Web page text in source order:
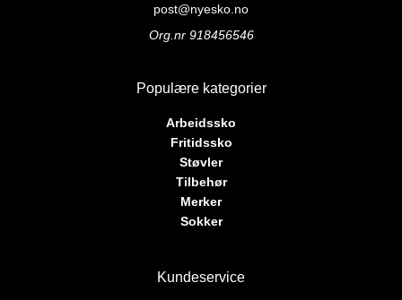
produktsiden
post@nyesko.no
Org.nr 918456546
Populære kategorier
Arbeidssko
Fritidssko
Støvler
Tilbehør
Merker
Sokker
Kundeservice